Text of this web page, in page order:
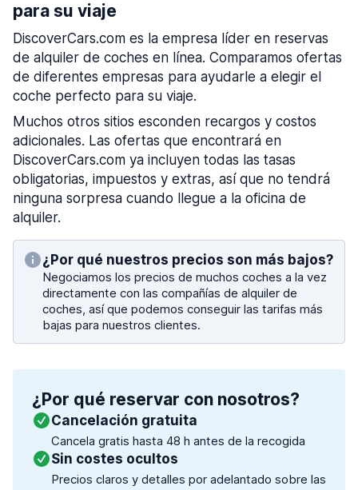
para su viaje
DiscoverCars.com es la empresa líder en reservas
de alquiler de coches en línea. Comparamos ofertas
de diferentes empresas para ayudarle a elegir el
coche perfecto para su viaje.
Muchos otros sitios esconden recargos y costos
adicionales. Las ofertas que encontrará en
DiscoverCars.com ya incluyen todas las tasas
obligatorias, impuestos y extras, así que no tendrá
ninguna sorpresa cuando llegue a la oficina de
alquiler.
¿Por qué nuestros precios son más bajos?
Negociamos los precios de muchos coches a la vez
directamente con las compañías de alquiler de
coches, así que podemos conseguir las tarifas más
bajas para nuestros clientes.
¿Por qué reservar con nosotros?
Cancelación gratuita
Cancela gratis hasta 48 h antes de la recogida
Sin costes ocultos
Precios claros y detalles por adelantado sobre las